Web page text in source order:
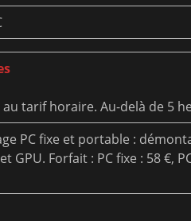
au tarif horaire. Au-delà de 5
PC fixe et portable :
GPU. Forfait : PC fixe : 58 €,